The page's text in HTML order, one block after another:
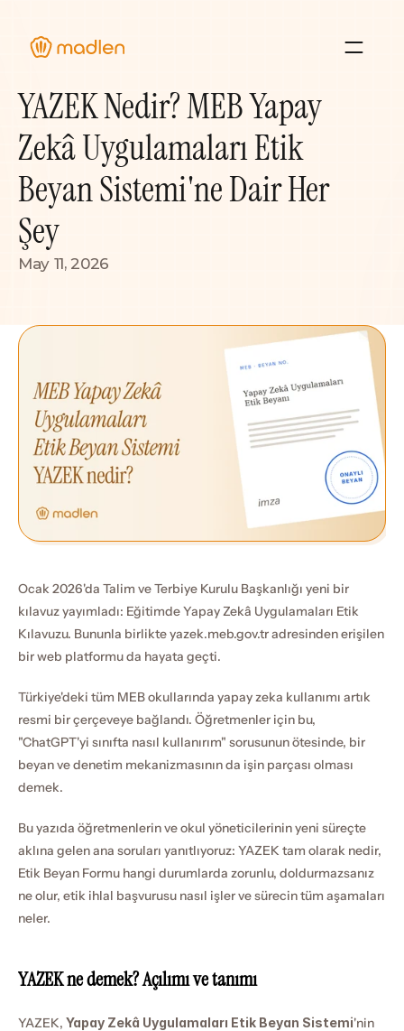
About Us
Blog
Case Studies
Resource Hub
YAZEK Nedir? MEB Yapay
Zekâ Uygulamaları Etik
Beyan Sistemi'ne Dair Her
Şey
May 11, 2026
Ocak 2026'da Talim ve Terbiye Kurulu Başkanlığı yeni bir
kılavuz yayımladı: Eğitimde Yapay Zekâ Uygulamaları Etik
Kılavuzu. Bununla birlikte yazek.meb.gov.tr adresinden erişilen
bir web platformu da hayata geçti.
Türkiye'deki tüm MEB okullarında yapay zeka kullanımı artık
resmi bir çerçeveye bağlandı. Öğretmenler için bu,
"ChatGPT'yi sınıfta nasıl kullanırım" sorusunun ötesinde, bir
beyan ve denetim mekanizmasının da işin parçası olması
demek.
Bu yazıda öğretmenlerin ve okul yöneticilerinin yeni süreçte
aklına gelen ana soruları yanıtlıyoruz: YAZEK tam olarak nedir,
Etik Beyan Formu hangi durumlarda zorunlu, doldurmazsanız
ne olur, etik ihlal başvurusu nasıl işler ve sürecin tüm aşamaları
neler.
YAZEK ne demek? Açılımı ve tanımı
YAZEK, Yapay Zekâ Uygulamaları Etik Beyan Sistemi'nin